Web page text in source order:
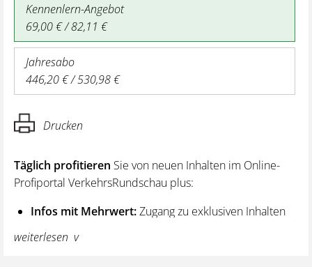
Kennenlern-Angebot
69,00 € / 82,11 €
Jahresabo
446,20 € / 530,98 €
Drucken
Täglich profitieren Sie von neuen Inhalten im Online-
Profiportal VerkehrsRundschau plus:
Infos mit Mehrwert:Zugang zu exklusiven Inhalten
und Hintergrundwissen – von aktuellen Regelungen
wie z. B. bei den Lenk- und Ruhezeiten,
weiterlesen